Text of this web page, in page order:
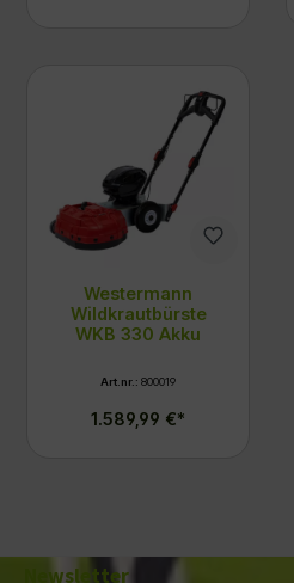
Westermann
Wildkrautbürste
WKB 330 Akku
Art.nr.: 800019
1.589,99 €*
Newsletter